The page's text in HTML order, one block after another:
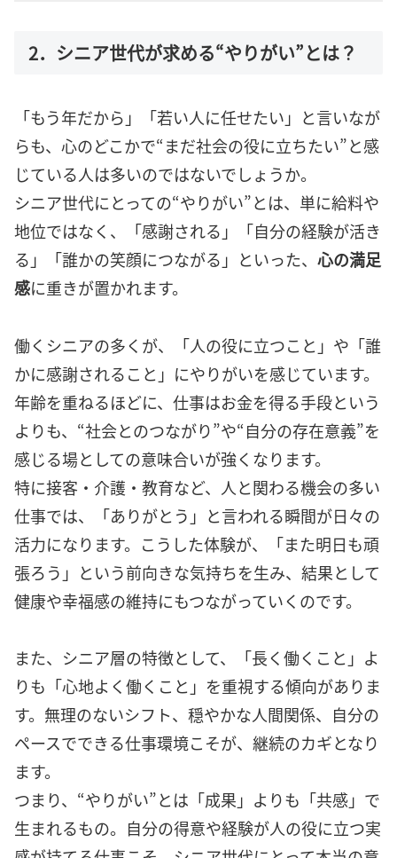
2．シニア世代が求める“やりがい”とは？
「もう年だから」「若い人に任せたい」と言いなが
らも、心のどこかで“まだ社会の役に立ちたい”と感
じている人は多いのではないでしょうか。
シニア世代にとっての“やりがい”とは、単に給料や
地位ではなく、「感謝される」「自分の経験が活き
る」「誰かの笑顔につながる」といった、 心の満足
感に重きが置かれます。
働くシニアの多くが、「人の役に立つこと」や「誰
かに感謝されること」にやりがいを感じています。
年齢を重ねるほどに、仕事はお金を得る手段という
よりも、“社会とのつながり”や“自分の存在意義”を
感じる場としての意味合いが強くなります。
特に接客・介護・教育など、人と関わる機会の多い
仕事では、「ありがとう」と言われる瞬間が日々の
活力になります。こうした体験が、「また明日も頑
張ろう」という前向きな気持ちを生み、結果として
健康や幸福感の維持にもつながっていくのです。
また、シニア層の特徴として、「長く働くこと」よ
りも「心地よく働くこと」を重視する傾向がありま
す。無理のないシフト、穏やかな人間関係、自分の
ペースでできる仕事環境こそが、継続のカギとなり
ます。
つまり、“やりがい”とは「成果」よりも「共感」で
生まれるもの。自分の得意や経験が人の役に立つ実